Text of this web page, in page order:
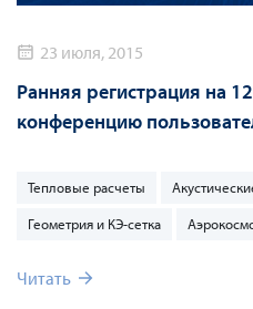
23 июля, 2015
Ранняя регистрация на
конференцию
Тепловые расчеты
Геометрия и КЭ-сетка
Читать